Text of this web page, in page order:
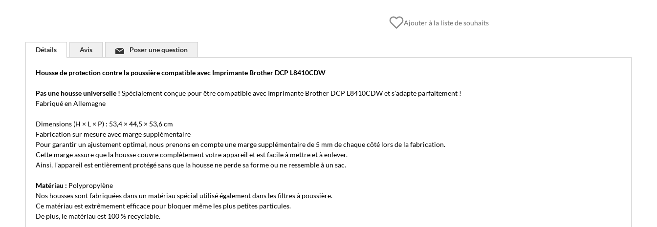
Ajouter à la liste de souhaits
Détails
Housse de protection contre la poussière compatible avec Imprimante Brother DCP L8410CDW
Pas une housse universelle ! Spécialement conçue pour être compatible avec Imprimante Brother DCP L8410CDW et s'adapte parfaitement !
Fabriqué en Allemagne
Dimensions (H × L × P) : 53,4 × 44,5 × 53,6 cm
Fabrication sur mesure avec marge supplémentaire
Pour garantir un ajustement optimal, nous prenons en compte une marge supplémentaire de 5 mm de chaque côté lors de la fabrication.
Cette marge assure que la housse couvre complètement votre appareil et est facile à mettre et à enlever.
Ainsi, l'appareil est entièrement protégé sans que la housse ne perde sa forme ou ne ressemble à un sac.
Matériau : Polypropylène
Nos housses sont fabriquées dans un matériau spécial utilisé également dans les filtres à poussière.
Ce matériau est extrêmement efficace pour bloquer même les plus petites particules.
De plus, le matériau est 100 % recyclable.
Avis Poser une question